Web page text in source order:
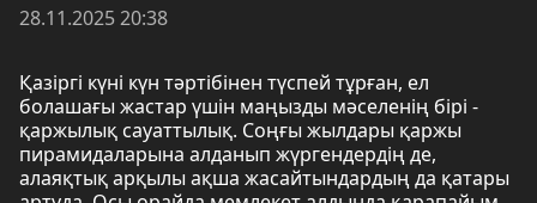
28.11.2025 20:38
Қазіргі күні күн тәртібінен түспей тұрған, ел
болашағы жастар үшін маңызды мәселенің бірі -
қаржылық сауаттылық. Соңғы жылдары қаржы
пирамидаларына алданып жүргендердің де,
алаяқтық арқылы ақша жасайтындардың да қатары